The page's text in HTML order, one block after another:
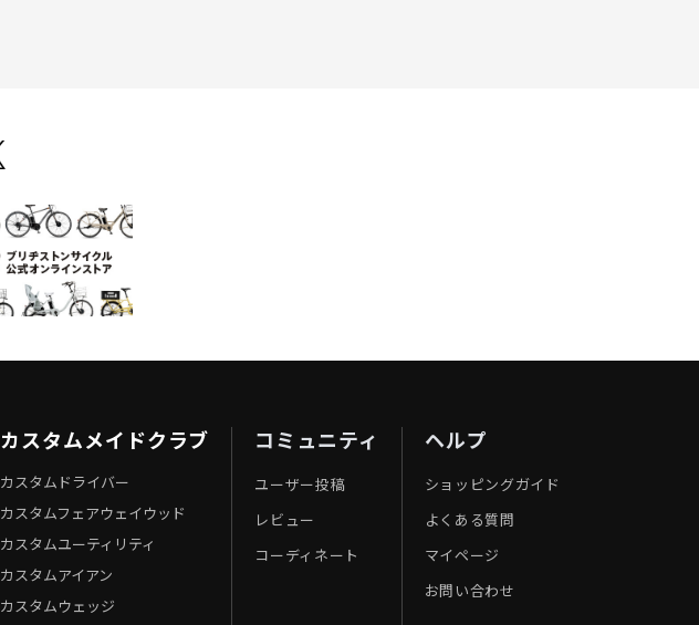
カスタムメイドクラブ
カスタムドライバー
カスタムフェアウェイウッド
カスタムユーティリティ
カスタムアイアン
カスタムウェッジ
コミュニティ
ユーザー投稿
レビュー
コーディネート
ヘルプ
ショッピングガイド
よくある質問
マイページ
お問い合わせ